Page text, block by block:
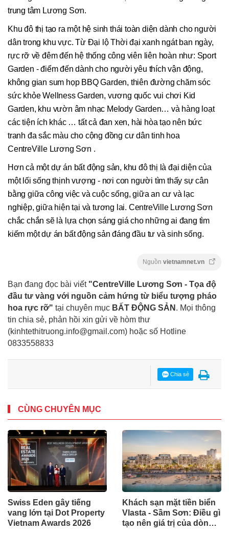
trung tâm Lương Sơn.
Khu đô thị tạo ra một hệ sinh thái toàn diện dành cho người
dân trong khu vực. Từ Đại lộ Thời đại xanh ngát ban ngày,
rực rỡ về đêm đến hệ thống công viên liên hoàn như: Sport
Garden - điểm đến dành cho người yêu thích vận động,
không gian sum họp BBQ Garden, thiên đường chăm sóc
sức khỏe Wellness Garden, vương quốc vui chơi Kid
Garden, khu vườn âm nhạc Melody Garden… và hàng loạt
các tiện ích khác … tất cả đan xen, hài hòa tạo nên bức
tranh đa sắc màu cho cộng đồng cư dân tinh hoa
CentreVille Lương Sơn .
Hơn cả một dự án bất động sản, khu đô thị là đại diện của
một lối sống thịnh vượng - nơi con người tìm thấy sự cân
bằng giữa công việc và cuộc sống, giữa an cư và lạc
nghiệp, giữa hiện tại và tương lai. CentreVille Lương Sơn
chắc chắn sẽ là lựa chọn sáng giá cho những ai đang tìm
kiếm một dự án bất động sản đáng đầu tư và sinh sống.
Nguồn vietnamnet.vn
Bạn đang đọc bài viết "CentreVille Lương Sơn - Tọa độ
đầu tư vàng với nguồn cảm hứng từ biểu tượng pháo
hoa rực rỡ" tại chuyên mục BẤT ĐỘNG SẢN . Mọi thông
tin chia sẻ, phản hồi xin gửi về hòm thư
(kinhtethitruong.info@gmail.com) hoặc số Hotline
0833558833
Chia sẻ
CÙNG CHUYÊN MỤC
Swiss Eden gây tiếng
vang lớn tại Dot Property
Vietnam Awards 2026
Khách sạn mặt tiền biển
Vlasta - Sầm Sơn: Điều gì
tạo nên giá trị của dòng